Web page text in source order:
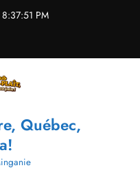
8:37:52 PM
Québec,